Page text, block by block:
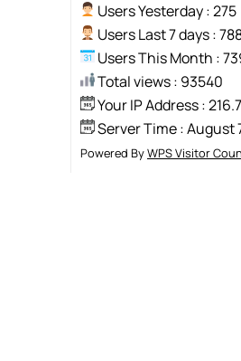
Users Yesterday : 275
Users Last 7 days :
Users This Month :
Total views : 93540
Your IP Address :
Server Time : August
Powered ByWPS Visitor